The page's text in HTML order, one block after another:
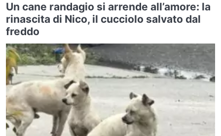
Un cane randagio si arrende all’amore: la
rinascita di Nico, il cucciolo salvato dal
freddo